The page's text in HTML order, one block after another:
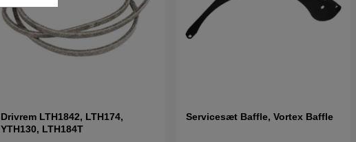
Drivrem LTH1842, LTH174,
YTH130, LTH184T
Servicesæt Baffle, Vortex Baffle